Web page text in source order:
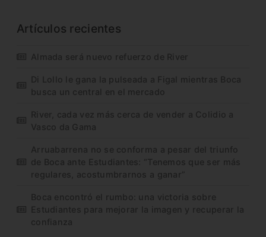
Artículos recientes
Almada será nuevo refuerzo de River
Di Lollo le gana la pulseada a Figal mientras Boca
busca un central en el mercado
River, cada vez más cerca de vender a Colidio a
Vasco da Gama
Arruabarrena no se conforma a pesar del triunfo
de Boca ante Estudiantes: “Tenemos que ser más
regulares, acostumbrarnos a ganar”
Boca encontró el rumbo: una victoria sobre
Estudiantes para mejorar la imagen y recuperar la
confianza